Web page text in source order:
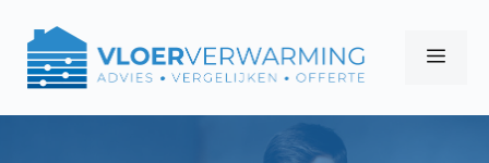
naar
Menu